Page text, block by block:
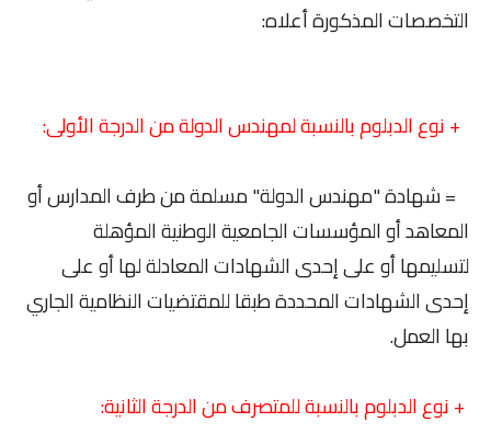
التخصصات المذكورة أعلاه:
+ نوع الدبلوم بالنسبة لمهندس الدولة من الدرجة الأولى:
= شهادة "مهندس الدولة" مسلمة من طرف المدارس أو
المعاهد أو المؤسسات الجامعية الوطنية المؤهلة
لتسليمها أو على إحدى الشهادات المعادلة لها أو على
إحدى الشهادات المحددة طبقا للمقتضيات النظامية الجاري
بها العمل.
+ نوع الدبلوم بالنسبة للمتصرف من الدرجة الثانية: